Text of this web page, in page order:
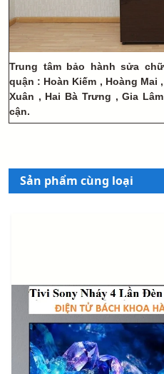
Trung tâm bảo hành sửa
quận : Hoàn Kiếm , Hoàng Mai
Xuân , Hai Bà Trưng , Gia
cận.
Sản phẩm cùng loại